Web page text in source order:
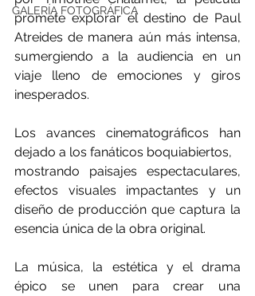
GALERÍA FOTOGRÁFICA
promete explorar el destino de Paul
Atreides de manera aún más intensa,
sumergiendo a la audiencia en un
viaje lleno de emociones y giros
inesperados.
Los avances cinematográficos han
dejado a los fanáticos boquiabiertos,
mostrando paisajes espectaculares,
efectos visuales impactantes y un
diseño de producción que captura la
esencia única de la obra original.
La música, la estética y el drama
épico se unen para crear una